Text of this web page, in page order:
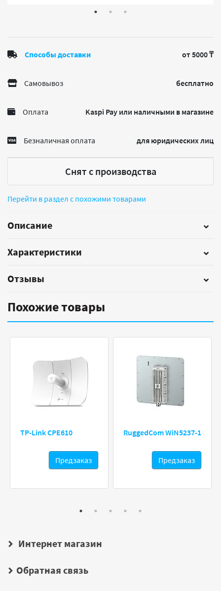
Способы доставки от 5000 ₸
Самовывоз бесплатно
Оплата Kaspi Pay или наличными в магазине
Безналичная оплата для юридических лиц
Снят с производства
Перейти в раздел с похожими товарами
Описание
Характеристики
Отзывы
Похожие товары
TP-Link CPE610
Предзаказ
RuggedCom WiN5237-1
Предзаказ
Интернет магазин
Обратная связь